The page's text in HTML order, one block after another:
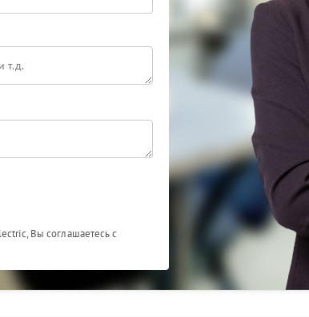
Вы соглашаетесь с